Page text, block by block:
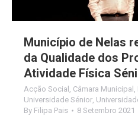
Município de Nelas
da Qualidade dos
Atividade Física
Acção Social , Câmara Municipal ,
Universidade Sénior,
By Filipa Pais 8 Setembro 2021